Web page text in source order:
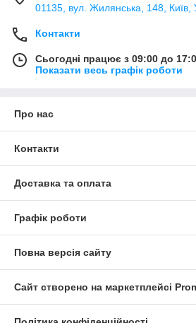
01135, вул. Жилянська, 148, Київ,
Контакти
Сьогодні працює з 09:00 до
Показати весь графік роботи
Про нас
Контакти
Доставка та оплата
Графік роботи
Повна версія сайту
Сайт створено на маркетплейсі